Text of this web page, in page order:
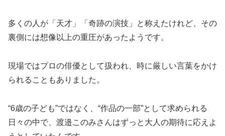
多くの人が「天才」「奇跡の演技」と称えたけれど、その
裏側には想像以上の重圧があったようです。
現場ではプロの俳優として扱われ、時に厳しい言葉をかけ
られることもありました。
“6歳の子ども”ではなく、“作品の一部”として求められる
日々の中で、渡邉このみさんはずっと大人の期待に応えよ